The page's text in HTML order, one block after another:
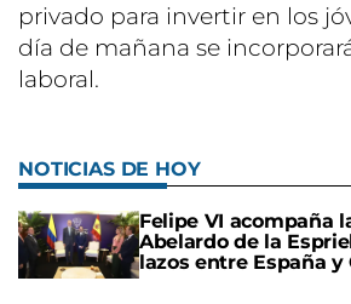
privado para invertir en los
día de mañana se
laboral.
NOTICIAS DE HOY
Felipe VI acompaña
Abelardo de la
lazos entre España y